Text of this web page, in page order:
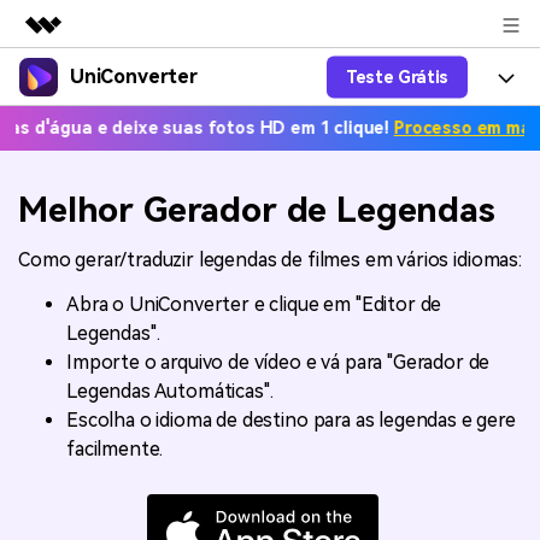
Produtos em destaque
Criatividade digital com IA generativa
Negócios
Soluções
Sobre nós
Sala de imprensa
Suporte
UniConverter Teste Grátis
Productos
UniConverter para Mac
AniSmall-Compressor de vídeo
AniSmall para Desktop
AniSmall para iOS
Características
Converter de voz em texto
texto para áudio e vídeo.
Conversor de Vídeo
Aproveite recursos de conversão
Ferramentas Online
Soluções
Fãs de Esportes
Onde há esporte, há
UniConverter
Novo
Ofertas Educacionais
Popular
Ajuda
Guia
Como usar o Wondershare UniConverter? Aprenda o guia
Atualize para a V17
COMPRE AGORA
e deixe suas fotos HD em 1 clique!Processo em massa grátis.
Melhor Gerador de Legendas
Como gerar/traduzir legendas de filmes em vários idiomas:
Abra o UniConverter e clique em "Editor de
Legendas".
Importe o arquivo de vídeo e vá para "Gerador de
Legendas Automáticas".
Escolha o idioma de destino para as legendas e gere
facilmente.